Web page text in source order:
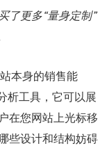
了更多“量身定制”
本身的销售能
析工具，它可以展
在您网站上光标移
些设计和结构妨碍